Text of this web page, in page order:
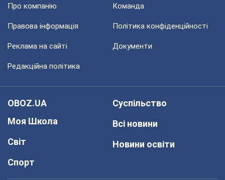
Про компанію Команда
Правова інформація Політика конфіденційності
Реклама на сайті Документи
Редакційна політика
OBOZ.UA
Моя Школа
Світ
Спорт
Суспільство
Всі новини
Новини освіти